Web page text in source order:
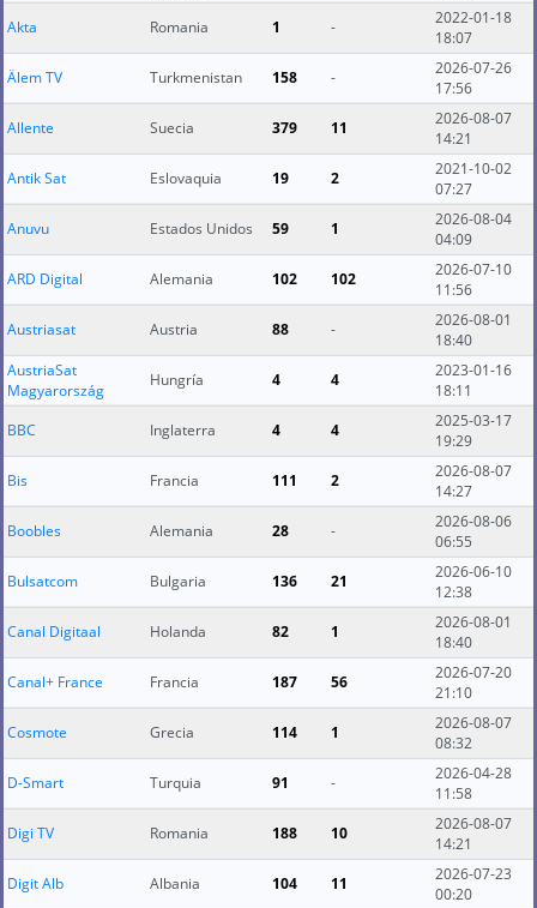
Akta
Romania 1 -
2022-01-18
18:07
Älem TV
Turkmenistan 158 -
2026-07-26
17:56
Allente
Suecia 379 11
2026-08-07
14:21
Antik Sat
Eslovaquia 19 2
2021-10-02
07:27
Anuvu
Estados Unidos 59 1
2026-08-04
04:09
ARD Digital
Alemania 102 102
2026-07-10
11:56
Austriasat
Austria 88 -
2026-08-01
18:40
AustriaSat
Magyarország
Hungría 4 4
2023-01-16
18:11
BBC
Inglaterra 4 4
2025-03-17
19:29
Bis
Francia 111 2
2026-08-07
14:27
Boobles
Alemania 28 -
2026-08-06
06:55
Bulsatcom
Bulgaria 136 21
2026-06-10
12:38
Canal Digitaal
Holanda 82 1
2026-08-01
18:40
Canal+ France
Francia 187 56
2026-07-20
21:10
Cosmote
Grecia 114 1
2026-08-07
08:32
D-Smart
Turquia 91 -
2026-04-28
11:58
Digi TV
Romania 188 10
2026-08-07
14:21
Digit Alb
Albania 104 11
2026-07-23
00:20